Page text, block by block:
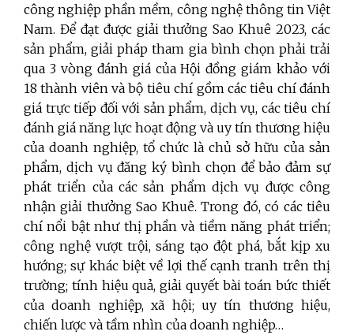
công nghiệp phần mềm, công nghệ thông tin Việt
Nam. Để đạt được giải thưởng Sao Khuê 2023, các
sản phẩm, giải pháp tham gia bình chọn phải trải
qua 3 vòng đánh giá của Hội đồng giám khảo với
18 thành viên và bộ tiêu chí gồm các tiêu chí đánh
giá trực tiếp đối với sản phẩm, dịch vụ, các tiêu chí
đánh giá năng lực hoạt động và uy tín thương hiệu
của doanh nghiệp, tổ chức là chủ sở hữu của sản
phẩm, dịch vụ đăng ký bình chọn để bảo đảm sự
phát triển của các sản phẩm dịch vụ được công
nhận giải thưởng Sao Khuê. Trong đó, có các tiêu
chí nổi bật như thị phần và tiềm năng phát triển;
công nghệ vượt trội, sáng tạo đột phá, bắt kịp xu
hướng; sự khác biệt về lợi thế cạnh tranh trên thị
trường; tính hiệu quả, giải quyết bài toán bức thiết
của doanh nghiệp, xã hội; uy tín thương hiệu,
chiến lược và tầm nhìn của doanh nghiệp…